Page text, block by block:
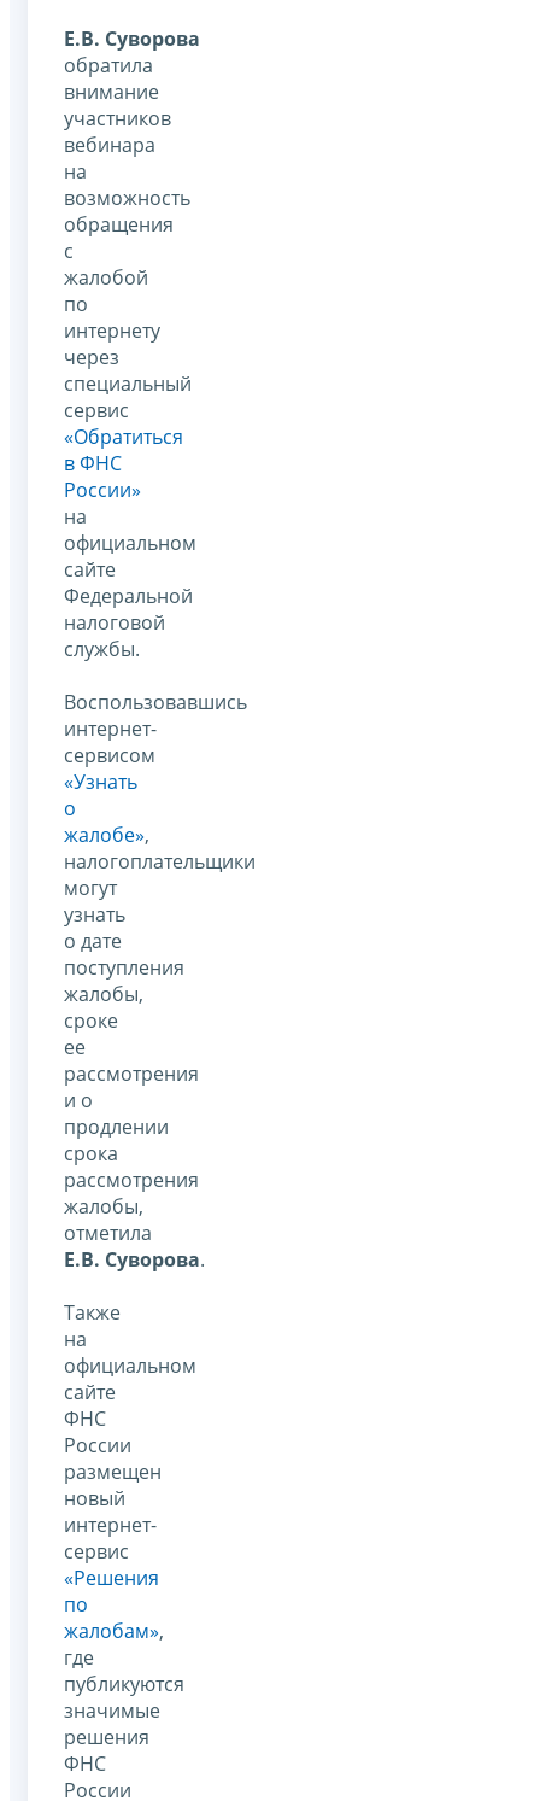
Е.В. Суворова
обратила
внимание
участников
вебинара
на
возможность
обращения
с
жалобой
по
интернету
через
специальный
сервис
«Обратиться
в ФНС
России»
на
официальном
сайте
Федеральной
налоговой
службы.
Воспользовавшись
интернет-
сервисом
«Узнать
о
жалобе»,
налогоплательщики
могут
узнать
о дате
поступления
жалобы,
сроке
ее
рассмотрения
и о
продлении
срока
рассмотрения
жалобы,
отметила
Е.В. Суворова.
Также
на
официальном
сайте
ФНС
России
размещен
новый
интернет-
сервис
«Решения
по
жалобам»,
где
публикуются
значимые
решения
ФНС
России